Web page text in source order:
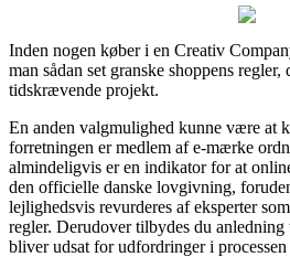
Inden nogen køber i en Creativ
man sådan set granske shoppens regler,
tidskrævende projekt.
En anden valgmulighed kunne være at
forretningen er medlem af e-mærke
almindeligvis er en indikator for at
den officielle danske lovgivning,
lejlighedsvis revurderes af eksperter
regler. Derudover tilbydes du anledning
bliver udsat for udfordringer i